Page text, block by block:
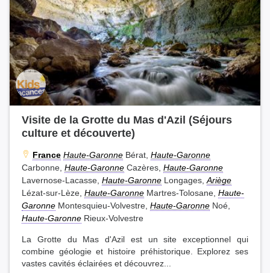
Visite de la Grotte du Mas d'Azil (Séjours
culture et découverte)
France Haute-Garonne Bérat, Haute-Garonne
Carbonne, Haute-Garonne Cazères, Haute-Garonne
Lavernose-Lacasse, Haute-Garonne Longages, Ariège
Lézat-sur-Lèze, Haute-Garonne Martres-Tolosane, Haute-
Garonne Montesquieu-Volvestre, Haute-Garonne Noé,
Haute-Garonne Rieux-Volvestre
La Grotte du Mas d'Azil est un site exceptionnel qui
combine géologie et histoire préhistorique. Explorez ses
vastes cavités éclairées et découvrez...